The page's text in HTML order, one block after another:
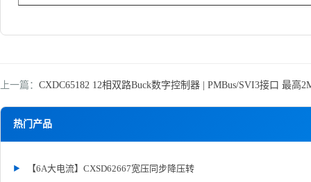
热门产品
【6A大电流】CXSD62667宽压同步降压转
上一篇： CXDC65182 12相双路Buck数字控制器 | PMBus/SVI3接口 最高